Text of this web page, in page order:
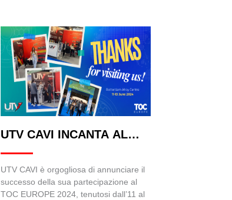
UTV CAVI INCANTA AL
TOC EUROPE 2024:
UTV CAVI è orgogliosa di annunciare il
successo della sua partecipazione al
TOC EUROPE 2024, tenutosi dall’11 al